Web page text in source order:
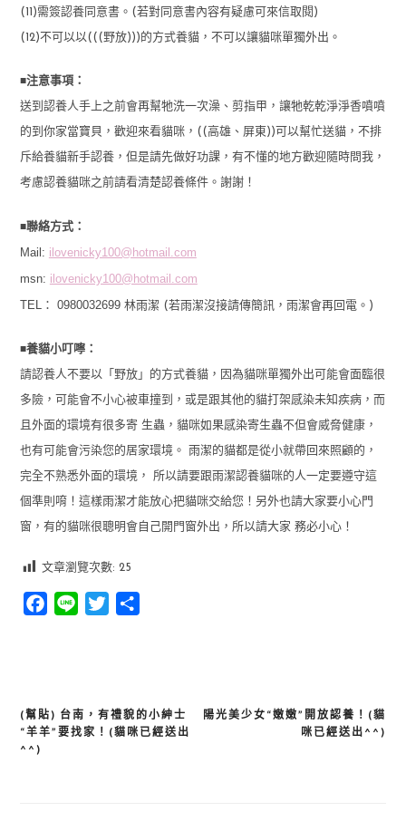
(11)需簽認養同意書。(若對同意書內容有疑慮可來信取閱)
(12)不可以以(((野放)))的方式養貓，不可以讓貓咪單獨外出。
■注意事項：
送到認養人手上之前會再幫牠洗一次澡、剪指甲，讓牠乾乾淨淨香噴噴
的到你家當寶貝，歡迎來看貓咪，((高雄、屏東))可以幫忙送貓，不排
斥給養貓新手認養，但是請先做好功課，有不懂的地方歡迎隨時問我，
考慮認養貓咪之前請看清楚認養條件。謝謝！
■聯絡方式：
Mail: ilovenicky100@hotmail.com
msn: ilovenicky100@hotmail.com
TEL： 0980032699林雨潔 (若雨潔沒接請傳簡訊，雨潔會再回電。)
■養貓小叮嚀：
請認養人不要以「野放」的方式養貓，因為貓咪單獨外出可能會面臨很
多險，可能會不小心被車撞到，或是跟其他的貓打架感染未知疾病，而
且外面的環境有很多寄 生蟲，貓咪如果感染寄生蟲不但會威脅健康，
也有可能會污染您的居家環境。 雨潔的貓都是從小就帶回來照顧的，
完全不熟悉外面的環境， 所以請要跟雨潔認養貓咪的人一定要遵守這
個準則唷！這樣雨潔才能放心把貓咪交給您！另外也請大家要小心門
窗，有的貓咪很聰明會自己開門窗外出，所以請大家 務必小心！
文章瀏覽次數: 25
Facebook
Line Twitter
文
章
陽光美少女“嫩嫩”開放認養！(貓
咪已經送出^^)
(幫貼) 台南，有禮貌的小紳士
“羊羊”要找家！(貓咪已經送出
^^)